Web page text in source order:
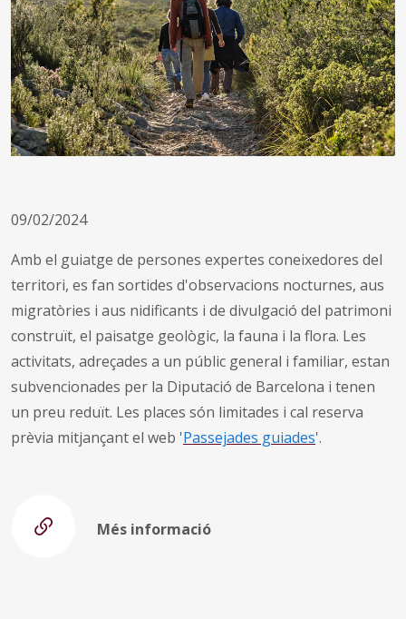
09/02/2024
Amb el guiatge de persones expertes coneixedores del
territori, es fan sortides d'observacions nocturnes, aus
migratòries i aus nidificants i de divulgació del patrimoni
construït, el paisatge geològic, la fauna i la flora. Les
activitats, adreçades a un públic general i familiar, estan
subvencionades per la Diputació de Barcelona i tenen
un preu reduït. Les places són limitades i cal reserva
prèvia mitjançant el web 'Passejades guiades'.
Més informació